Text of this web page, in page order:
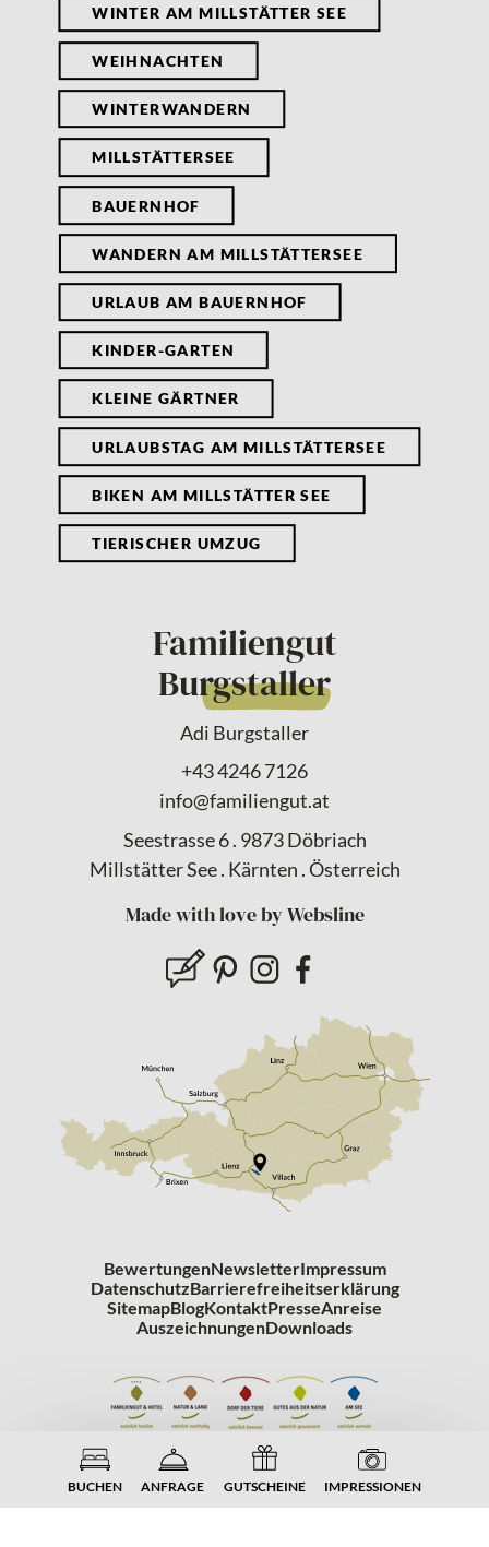
WINTER AM MILLSTÄTTER SEE
WEIHNACHTEN
WINTERWANDERN
MILLSTÄTTERSEE
BAUERNHOF
WANDERN AM MILLSTÄTTERSEE
URLAUB AM BAUERNHOF
KINDER-GARTEN
KLEINE GÄRTNER
URLAUBSTAG AM MILLSTÄTTERSEE
BIKEN AM MILLSTÄTTER SEE
TIERISCHER UMZUG
BUCHEN ANFRAGE GUTSCHEINE IMPRESSIONEN
Familiengut
Burgstaller
Adi Burgstaller
+43 4246 7126
info@familiengut.at
Seestrasse 6 . 9873 Döbriach
Millstätter See . Kärnten . Österreich
Made with love by Websline
BewertungenNewsletterImpressum
DatenschutzBarrierefreiheitserklärung
SitemapBlogKontaktPresseAnreise
AuszeichnungenDownloads